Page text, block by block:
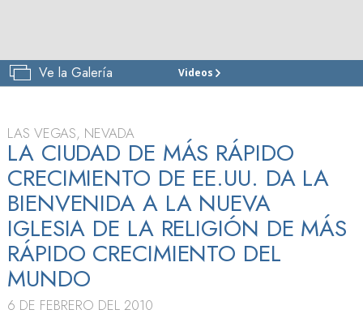
Ve la Galería Videos
IGLESIA
CENTRO
DE
CELEBRIDADES
DE LAS VEGAS
VISITAR
GRAN
INAUGURACIÓN
LAS VEGAS, NEVADA
LA CIUDAD DE MÁS RÁPIDO
CRECIMIENTO DE EE.UU. DA LA
BIENVENIDA A LA NUEVA
IGLESIA DE LA RELIGIÓN DE MÁS
RÁPIDO CRECIMIENTO DEL
MUNDO
6 DE FEBRERO DEL 2010